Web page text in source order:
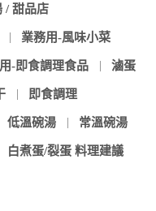
/ 甜品店
業務用-風味小菜
-即食調理食品 滷蛋
即食調理
低溫碗湯 常溫碗湯
白煮蛋/裂蛋 料理建議